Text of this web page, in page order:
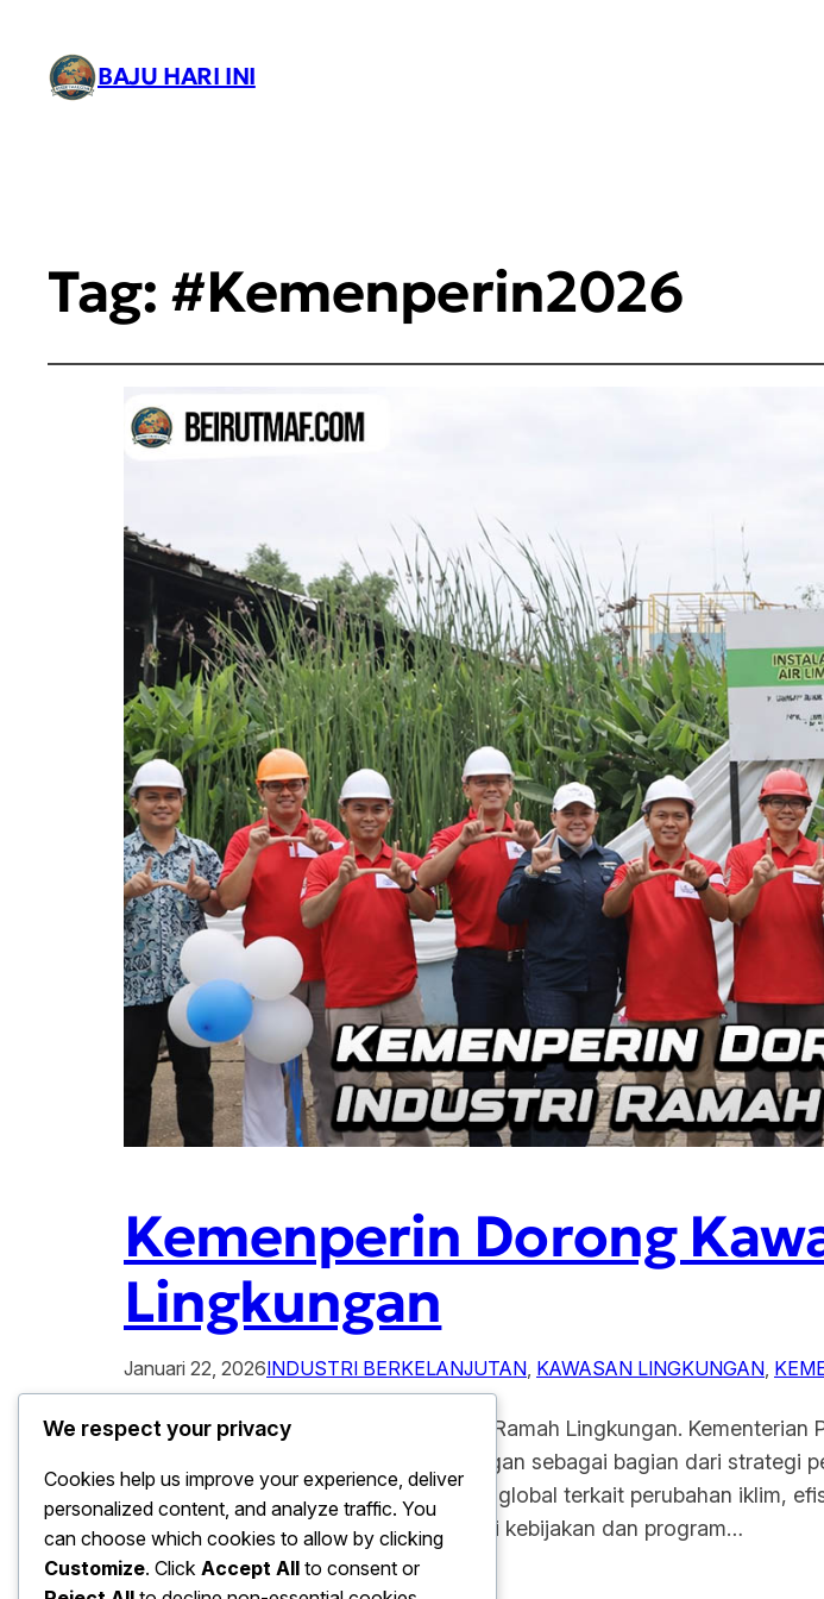
BAJU HARI INI
Tag: #Kemenperin2026
Kemenperin Dorong
Lingkungan
Januari 22, 2026INDUSTRI BERKELANJUTAN, KAWASAN LINGKUNGAN,
Kemenperin Dorong Kawasan Industri Ramah Lingkungan.
industri menuju konsep ramah lingkungan sebagai bagian dari
ambil seiring meningkatnya tantangan global terkait perubahan iklim,
industri hijau. Oleh karena itu, berbagai kebijakan dan program…
We respect your privacy
Cookies help us improve your experience, deliver
personalized content, and analyze traffic. You
can choose which cookies to allow by clicking
Customize. Click Accept All to consent or